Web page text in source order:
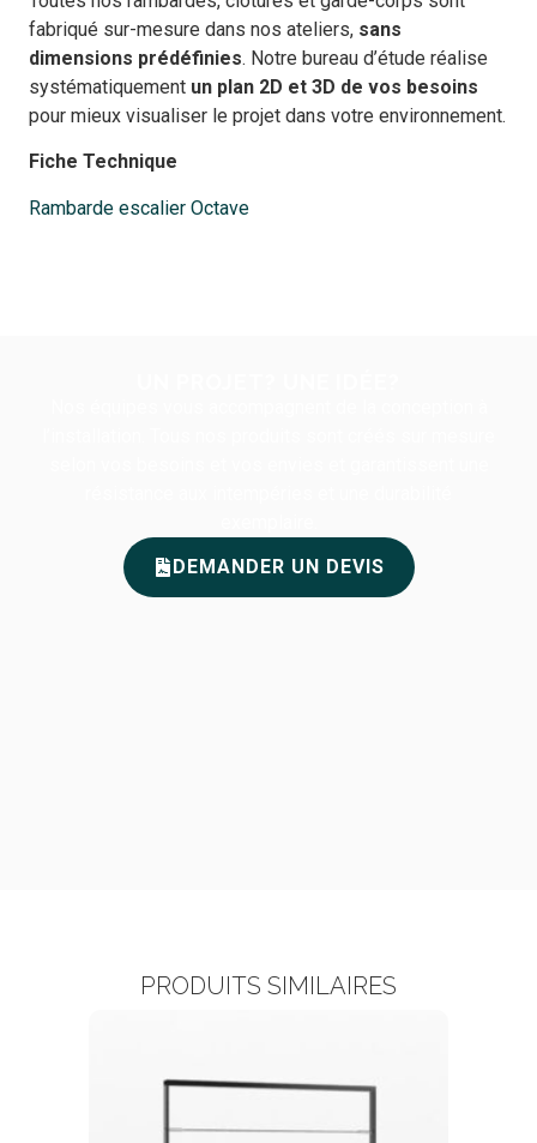
fabriqué sur-mesure dans nos ateliers, sans
dimensions prédéfinies. Notre bureau d’étude réalise
systématiquement un plan 2D et 3D de vos besoins
pour mieux visualiser le projet dans votre environnement.
Fiche Technique
Rambarde escalier Octave
DEMANDER UN DEVIS
PRODUITS SIMILAIRES